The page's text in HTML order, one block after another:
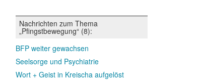
Nachrichten zum Thema
„Pfingstbewegung“ (8):
BFP weiter gewachsen
Seelsorge und Psychiatrie
Wort + Geist in Kreischa aufgelöst